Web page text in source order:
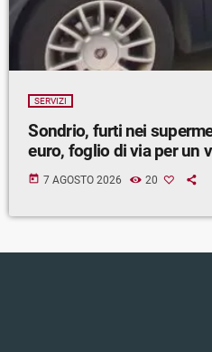
SERVIZI
Sondrio, furti nei
euro, foglio di via per un
today 7 AGOSTO 2026 20